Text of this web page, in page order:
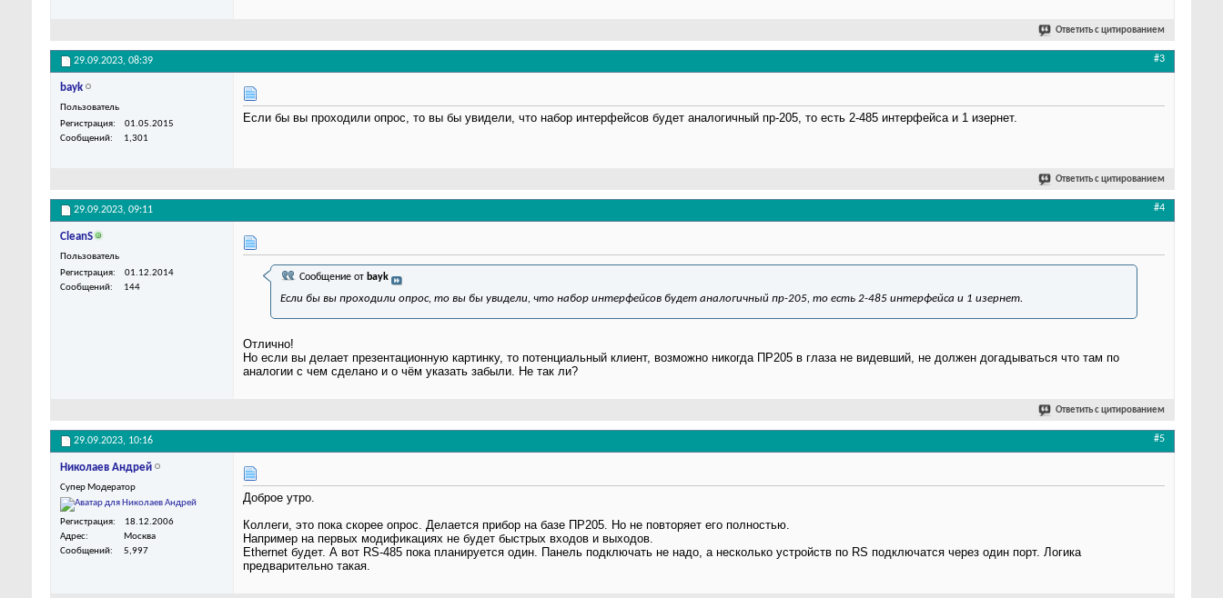
Ответить с цитированием
29.09.2023, 08:39 #3
bayk
Пользователь
Регистрация
01.05.2015
Сообщений
1,301
Если бы вы проходили опрос, то вы бы увидели, что набор интерфейсов будет аналогичный пр-205, то есть 2-485 интерфейса и 1 изернет.
Ответить с цитированием
29.09.2023, 09:11 #4
CleanS
Пользователь
Регистрация
01.12.2014
Сообщений
144
Сообщение от bayk
Если бы вы проходили опрос, то вы бы увидели, что набор интерфейсов будет аналогичный пр-205, то есть 2-485 интерфейса и 1 изернет.
Отлично!
Но если вы делает презентационную картинку, то потенциальный клиент, возможно никогда ПР205 в глаза не видевший, не должен догадываться что там по
аналогии с чем сделано и о чём указать забыли. Не так ли?
Ответить с цитированием
29.09.2023, 10:16 #5
Николаев Андрей
Супер Модератор
Регистрация
18.12.2006
Адрес
Москва
Сообщений
5,997
Доброе утро.
Коллеги, это пока скорее опрос. Делается прибор на базе ПР205. Но не повторяет его полностью.
Например на первых модификациях не будет быстрых входов и выходов.
Ethernet будет. А вот RS-485 пока планируется один. Панель подключать не надо, а несколько устройств по RS подключатся через один порт. Логика
предварительно такая.